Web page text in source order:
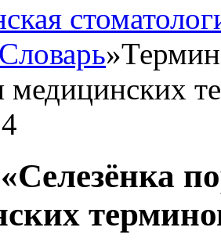
Словарь»
медицинских